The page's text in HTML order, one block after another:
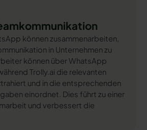
können zusammenarbeiten,
in Unternehmen zu
können über WhatsApp
Trolly.ai die relevanten
und in die entsprechenden
einordnet. Dies führt zu einer
und verbessert die